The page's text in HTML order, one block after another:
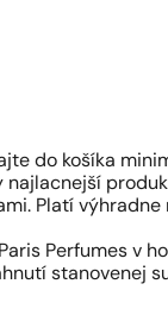
do košíka
Platí
Perfumes v
stanovenej